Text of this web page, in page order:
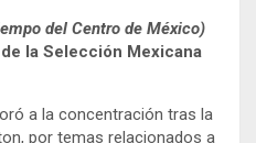
del Centro de México)
la Selección Mexicana
a la concentración tras la
por temas relacionados a